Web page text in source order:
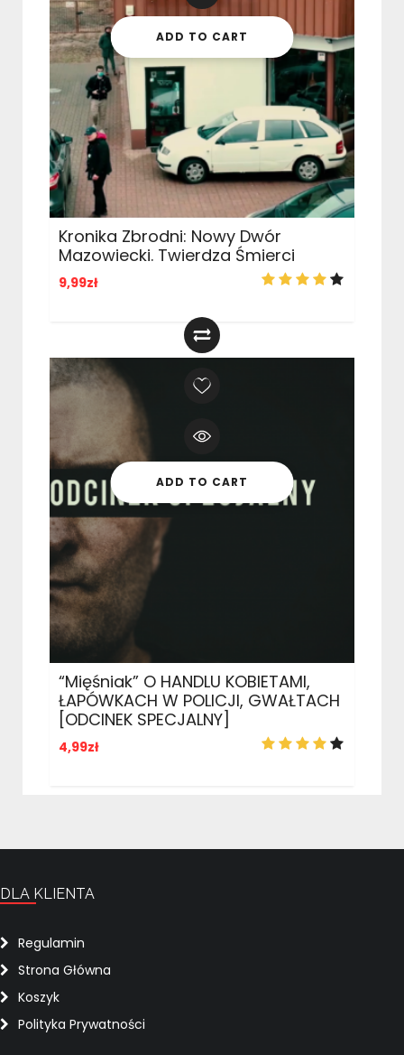
ADD TO CART
Kronika Zbrodni: Nowy Dwór
Mazowiecki. Twierdza Śmierci
9,99zł
ADD TO CART
“Mięśniak” O HANDLU KOBIETAMI,
ŁAPÓWKACH W POLICJI, GWAŁTACH
[ODCINEK SPECJALNY]
4,99zł
DLA KLIENTA
Regulamin
Strona Główna
Koszyk
Polityka Prywatności